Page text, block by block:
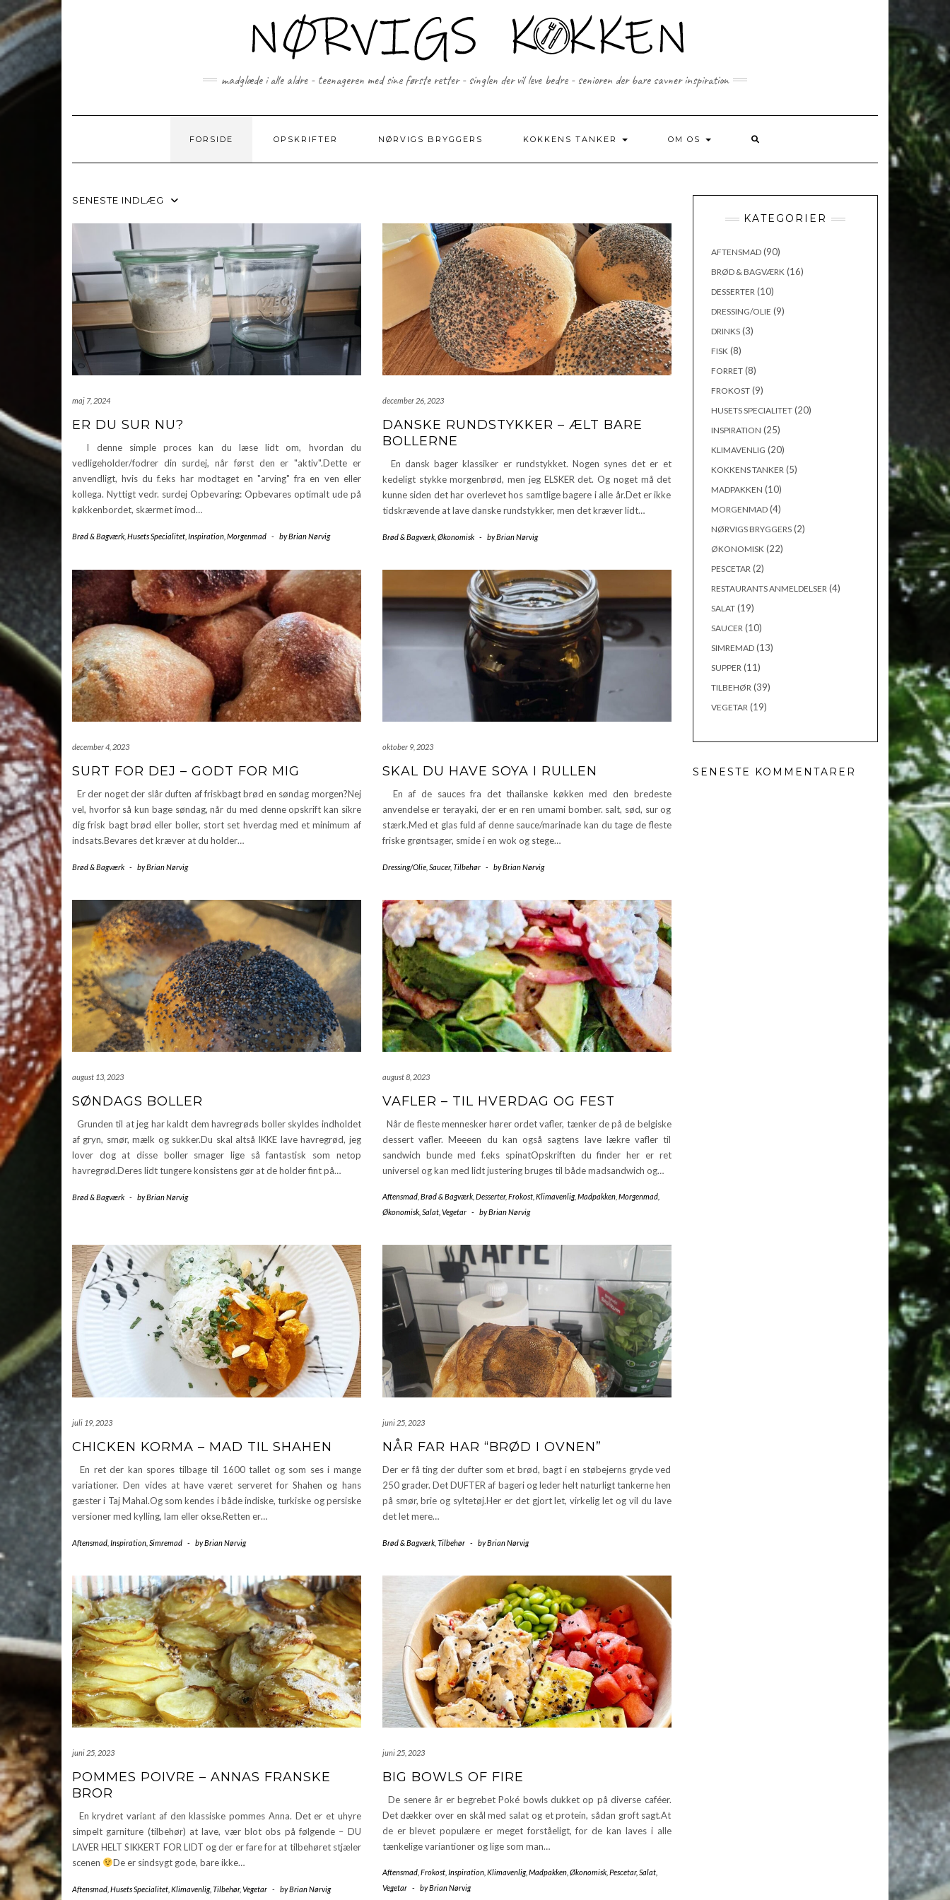
to
content
madglæde i alle aldre - teenageren med sine første retter - singlen der vil leve bedre - senioren der bare savner inspiration
FORSIDE OPSKRIFTER NØRVIGS BRYGGERS KOKKENS TANKER OM OS
SENESTE INDLÆG
maj 7, 2024
ER DU SUR NU?
I denne simple proces kan du læse lidt om, hvordan du
vedligeholder/fodrer din surdej, når først den er "aktiv".Dette er
anvendligt, hvis du f.eks har modtaget en "arving" fra en ven eller
kollega. Nyttigt vedr. surdej Opbevaring: Opbevares optimalt ude på
køkkenbordet, skærmet imod…
Brød & Bagværk Husets Specialitet Inspiration Morgenmad - byBrian Nørvig
december 26, 2023
DANSKE RUNDSTYKKER – ÆLT BARE
BOLLERNE
En dansk bager klassiker er rundstykket. Nogen synes det er et
kedeligt stykke morgenbrød, men jeg ELSKER det. Og noget må det
kunne siden det har overlevet hos samtlige bagere i alle år.Det er ikke
tidskrævende at lave danske rundstykker, men det kræver lidt…
Brød & Bagværk, Økonomisk - byBrian Nørvig
december 4, 2023
SURT FOR DEJ – GODT FOR MIG
Er der noget der slår duften af friskbagt brød en søndag morgen?Nej
vel, hvorfor så kun bage søndag, når du med denne opskrift kan sikre
dig frisk bagt brød eller boller, stort set hverdag med et minimum af
indsats.Bevares det kræver at du holder…
Brød & Bagværk - byBrian Nørvig
oktober 9, 2023
SKAL DU HAVE SOYA I RULLEN
En af de sauces fra det thailanske køkken med den bredeste
anvendelse er terayaki, der er en ren umami bomber. salt, sød, sur og
stærk.Med et glas fuld af denne sauce/marinade kan du tage de fleste
friske grøntsager, smide i en wok og stege…
Dressing/Olie, Saucer, Tilbehør - byBrian Nørvig
august 13, 2023
SØNDAGS BOLLER
Grunden til at jeg har kaldt dem havregrøds boller skyldes indholdet
af gryn, smør, mælk og sukker.Du skal altså IKKE lave havregrød, jeg
lover dog at disse boller smager lige så fantastisk som netop
havregrød.Deres lidt tungere konsistens gør at de holder fint på…
Brød & Bagværk - byBrian Nørvig
august 8, 2023
VAFLER – TIL HVERDAG OG FEST
Når de fleste mennesker hører ordet vafler, tænker de på de belgiske
dessert vafler. Meeeen du kan også sagtens lave lækre vafler til
sandwich bunde med f.eks spinatOpskriften du finder her er ret
universel og kan med lidt justering bruges til både madsandwich og…
Aftensmad, Brød & Bagværk, Desserter, Frokost, Klimavenlig, Madpakken, Morgenmad,
Økonomisk, Salat, Vegetar - byBrian Nørvig
juli 19, 2023
CHICKEN KORMA – MAD TIL SHAHEN
En ret der kan spores tilbage til 1600 tallet og som ses i mange
variationer. Den vides at have været serveret for Shahen og hans
gæster i Taj Mahal.Og som kendes i både indiske, turkiske og persiske
versioner med kylling, lam eller okse.Retten er…
Aftensmad Inspiration Simremad - byBrian Nørvig
juni 25, 2023
NÅR FAR HAR “BRØD I OVNEN”
Der er få ting der dufter som et brød, bagt i en støbejerns gryde ved
250 grader. Det DUFTER af bageri og leder helt naturligt tankerne hen
på smør, brie og syltetøj.Her er det gjort let, virkelig let og vil du lave
det let mere…
Brød & Bagværk, Tilbehør - byBrian Nørvig
juni 25, 2023
POMMES POIVRE – ANNAS FRANSKE
BROR
En krydret variant af den klassiske pommes Anna. Det er et uhyre
simpelt garniture (tilbehør) at lave, vær blot obs på følgende – DU
LAVER HELT SIKKERT FOR LIDT og der er fare for at tilbehøret stjæler
scenen
De er sindsygt gode, bare ikke…
Aftensmad Husets Specialitet Klimavenlig, Tilbehør, Vegetar - byBrian Nørvig
juni 25, 2023
BIG BOWLS OF FIRE
De senere år er begrebet Poké bowls dukket op på diverse caféer.
Det dækker over en skål med salat og et protein, sådan groft sagt.At
de er blevet populære er meget forståeligt, for de kan laves i alle
tænkelige variantioner og lige som man…
Aftensmad, Frokost, Inspiration, Klimavenlig, Madpakken, Økonomisk, Pescetar, Salat,
Vegetar - byBrian Nørvig
KATEGORIER
AFTENSMAD(90)
BRØD & BAGVÆRK (16)
DESSERTER (10)
DRESSING/OLIE (9)
DRINKS(3)
FISK (8)
FORRET(8)
FROKOST(9)
HUSETS SPECIALITET(20)
INSPIRATION (25)
KLIMAVENLIG (20)
KOKKENS TANKER (5)
MADPAKKEN (10)
MORGENMAD(4)
NØRVIGS BRYGGERS(2)
ØKONOMISK (22)
PESCETAR (2)
RESTAURANTS ANMELDELSER (4)
SALAT(19)
SAUCER (10)
SIMREMAD(13)
SUPPER (11)
TILBEHØR (39)
VEGETAR (19)
SENESTE KOMMENTARER